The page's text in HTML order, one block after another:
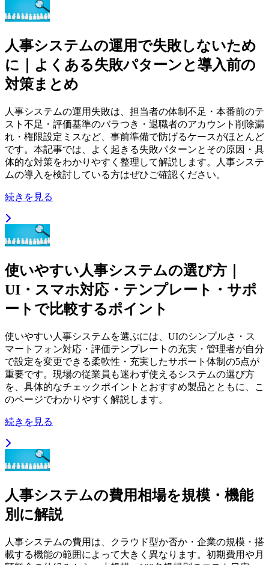
人事システムの運用で失敗しないため
に｜よくある失敗パターンと導入前の
対策まとめ
人事システムの運用失敗は、担当者の体制不足・本番前のテ
スト不足・評価基準のバラつき・退職者のアカウント削除漏
れ・権限設定ミスなど、事前準備で防げるケースがほとんど
です。本記事では、よく起きる失敗パターンとその原因・具
体的な対策をわかりやすく整理して解説します。人事システ
ムの導入を検討している方はぜひご確認ください。
続きを見る
使いやすい人事システムの選び方｜
UI・スマホ対応・テンプレート・サポ
ートで比較するポイント
使いやすい人事システムを選ぶには、UIのシンプルさ・ス
マートフォン対応・評価テンプレートの充実・管理者が自分
で設定を変更できる柔軟性・充実したサポート体制の5点が
重要です。現場の従業員も迷わず使えるシステムの選び方
を、具体的なチェックポイントとおすすめ製品とともに、こ
のページでわかりやすく解説します。
続きを見る
人事システムの費用相場を規模・機能
別に解説
人事システムの費用は、クラウド型か否か・企業の規模・搭
載する機能の範囲によって大きく異なります。初期費用や月